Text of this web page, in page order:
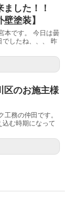
した！！
塗装】
本です。 今日は曇
でしたね、、、 昨
区のお施主様
務の仲田です。
む時期になって